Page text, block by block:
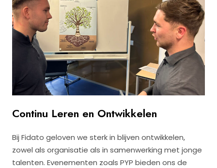
Continu Leren en Ontwikkelen
Bij Fidato geloven we sterk in blijven ontwikkelen,
zowel als organisatie als in samenwerking met jonge
talenten. Evenementen zoals PYP bieden ons de